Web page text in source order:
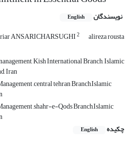
نویسندگان English
ANSARICHARSUGHI2 alireza rousta
Kish International Branch, Islamic
Iran
,central tehran Branch,Islamic
,shahr-e-Qods Branch,Islamic
چکیده
English